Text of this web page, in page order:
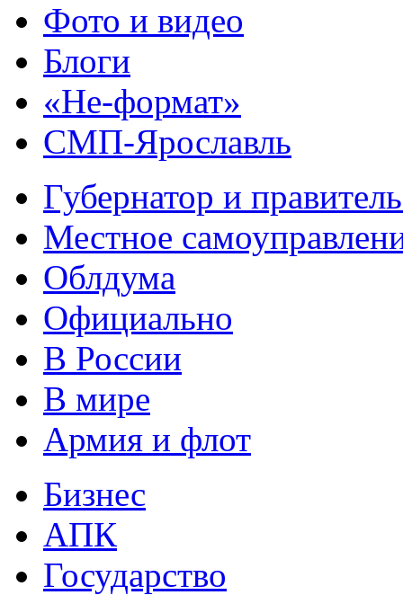
Фото и видео
Блоги
«Не-формат»
СМП-Ярославль
Губернатор и
Местное
Облдума
Официально
В России
В мире
Армия и флот
Бизнес
АПК
Государство